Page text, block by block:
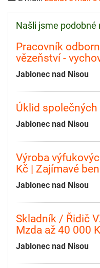
Našli jsme podobné
Pracovník
vězeňství -
Jablonec nad Nisou
Úklid
Jablonec nad Nisou
Výroba
Kč | Zajímavé
Jablonec nad Nisou
Skladník / Řidič
Mzda až 40 000
Jablonec nad Nisou